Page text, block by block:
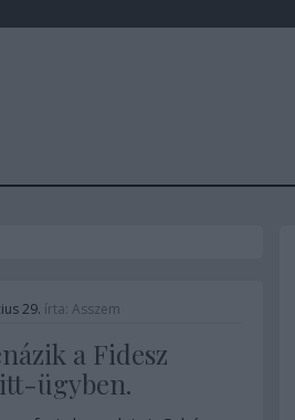
29. írta: Asszem
a Fidesz
ügyben.